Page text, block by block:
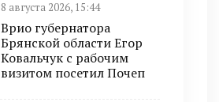
8 августа 2026, 15:44
Врио губернатора
Брянской области Егор
Ковальчук с рабочим
визитом посетил Почеп